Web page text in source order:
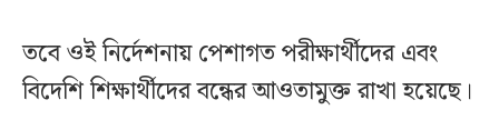
তবে ওই নির্দেশনায় পেশাগত পরীক্ষার্থীদের এবং
বিদেশি শিক্ষার্থীদের বন্ধের আওতামুক্ত রাখা হয়েছে।